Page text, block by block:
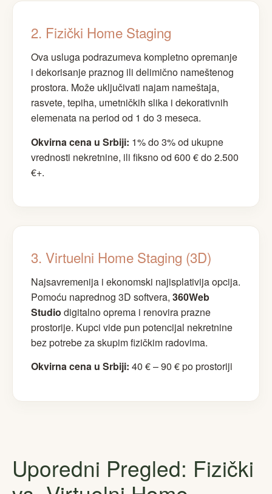
2. Fizički Home Staging
Ova usluga podrazumeva kompletno opremanje
i dekorisanje praznog ili delimično nameštenog
prostora. Može uključivati najam nameštaja,
rasvete, tepiha, umetničkih slika i dekorativnih
elemenata na period od 1 do 3 meseca.
Okvirna cena u Srbiji: 1% do 3% od ukupne
vrednosti nekretnine, ili fiksno od 600 € do 2.500
€+.
3. Virtuelni Home Staging (3D)
Najsavremenija i ekonomski najisplativija opcija.
Pomoću naprednog 3D softvera, 360Web
Studio digitalno oprema i renovira prazne
prostorije. Kupci vide pun potencijal nekretnine
bez potrebe za skupim fizičkim radovima.
Okvirna cena u Srbiji: 40 € – 90 € po prostoriji
Uporedni Pregled: Fizički